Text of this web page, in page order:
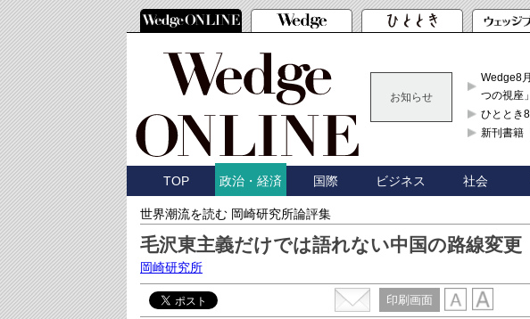
お知らせ
Wedge8
つの視座
ひととき
新刊書籍
TOP 政治・経済 国際 ビジネス 社会
世界潮流を読む 岡崎研究所論評集
毛沢東主義だけでは語れない中国の路線変更
岡崎研究所
印刷画面